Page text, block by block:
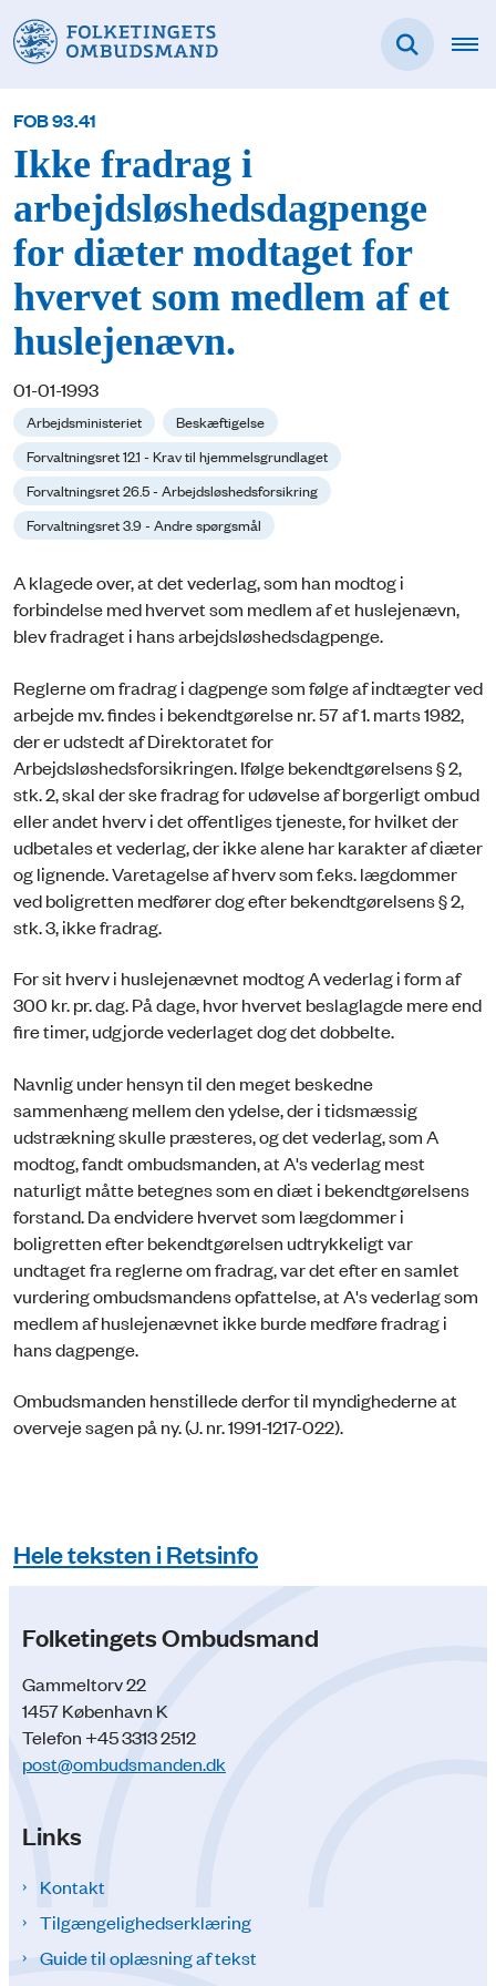
FOB 93.41
Ikke fradrag i
arbejdsløshedsdagpenge
for diæter modtaget for
hvervet som medlem af et
huslejenævn.
01-01-1993
Arbejdsministeriet
Beskæftigelse
Forvaltningsret 12.1 - Krav til hjemmelsgrundlaget
Forvaltningsret 26.5 - Arbejdsløshedsforsikring
Forvaltningsret 3.9 - Andre spørgsmål
A klagede over, at det vederlag, som han modtog i
forbindelse med hvervet som medlem af et huslejenævn,
blev fradraget i hans arbejdsløshedsdagpenge.
Reglerne om fradrag i dagpenge som følge af indtægter ved
arbejde mv. findes i bekendtgørelse nr. 57 af 1. marts 1982,
der er udstedt af Direktoratet for
Arbejdsløshedsforsikringen. Ifølge bekendtgørelsens § 2,
stk. 2, skal der ske fradrag for udøvelse af borgerligt ombud
eller andet hverv i det offentliges tjeneste, for hvilket der
udbetales et vederlag, der ikke alene har karakter af diæter
og lignende. Varetagelse af hverv som f.eks. lægdommer
ved boligretten medfører dog efter bekendtgørelsens § 2,
stk. 3, ikke fradrag.
For sit hverv i huslejenævnet modtog A vederlag i form af
300 kr. pr. dag. På dage, hvor hvervet beslaglagde mere end
fire timer, udgjorde vederlaget dog det dobbelte.
Navnlig under hensyn til den meget beskedne
sammenhæng mellem den ydelse, der i tidsmæssig
udstrækning skulle præsteres, og det vederlag, som A
modtog, fandt ombudsmanden, at A's vederlag mest
naturligt måtte betegnes som en diæt i bekendtgørelsens
forstand. Da endvidere hvervet som lægdommer i
boligretten efter bekendtgørelsen udtrykkeligt var
undtaget fra reglerne om fradrag, var det efter en samlet
vurdering ombudsmandens opfattelse, at A's vederlag som
medlem af huslejenævnet ikke burde medføre fradrag i
hans dagpenge.
Ombudsmanden henstillede derfor til myndighederne at
overveje sagen på ny. (J. nr. 1991-1217-022).
Hele teksten i Retsinfo
Folketingets Ombudsmand
Gammeltorv 22
1457 København K
Telefon +45 3313 2512
post@ombudsmanden.dk
Links
Kontakt
Tilgængelighedserklæring
Guide til oplæsning af tekst